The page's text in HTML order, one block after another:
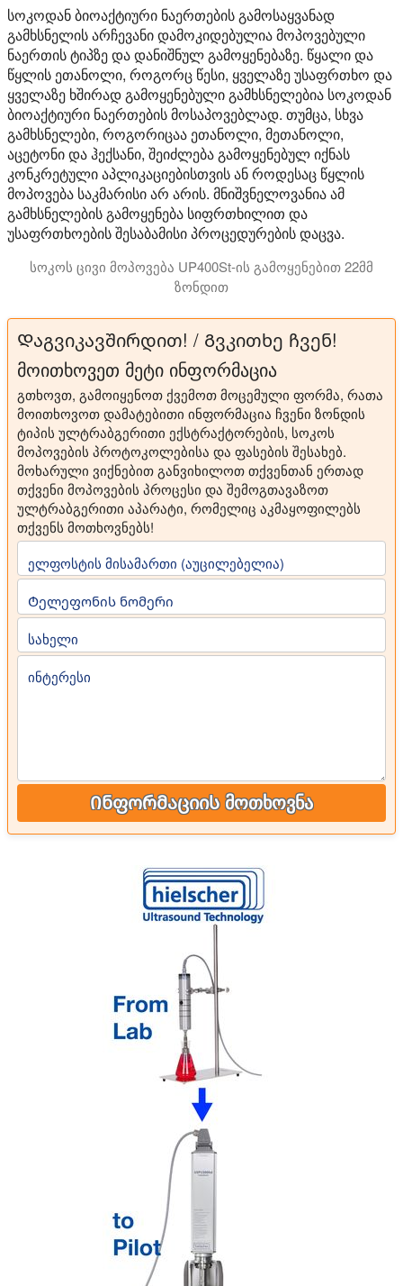
სოკოდან ბიოაქტიური ნაერთების გამოსაყვანად
გამხსნელის არჩევანი დამოკიდებულია მოპოვებული
ნაერთის ტიპზე და დანიშნულ გამოყენებაზე. წყალი და
წყლის ეთანოლი, როგორც წესი, ყველაზე უსაფრთხო და
ყველაზე ხშირად გამოყენებული გამხსნელებია სოკოდან
ბიოაქტიური ნაერთების მოსაპოვებლად. თუმცა, სხვა
გამხსნელები, როგორიცაა ეთანოლი, მეთანოლი,
აცეტონი და ჰექსანი, შეიძლება გამოყენებულ იქნას
კონკრეტული აპლიკაციებისთვის ან როდესაც წყლის
მოპოვება საკმარისი არ არის. მნიშვნელოვანია ამ
გამხსნელების გამოყენება სიფრთხილით და
უსაფრთხოების შესაბამისი პროცედურების დაცვა.
სოკოს ცივი მოპოვება UP400St-ის გამოყენებით 22მმ
ზონდით
Დაგვიკავშირდით! / Გვკითხე ჩვენ!
მოითხოვეთ მეტი ინფორმაცია
გთხოვთ, გამოიყენოთ ქვემოთ მოცემული ფორმა, რათა
მოითხოვოთ დამატებითი ინფორმაცია ჩვენი ზონდის
ტიპის ულტრაბგერითი ექსტრაქტორების, სოკოს
მოპოვების პროტოკოლებისა და ფასების შესახებ.
მოხარული ვიქნებით განვიხილოთ თქვენთან ერთად
თქვენი მოპოვების პროცესი და შემოგთავაზოთ
ულტრაბგერითი აპარატი, რომელიც აკმაყოფილებს
თქვენს მოთხოვნებს!
ელფოსტის მისამართი (აუცილებელია)
Ტელეფონის ნომერი
სახელი
ინტერესი
Ინფორმაციის მოთხოვნა